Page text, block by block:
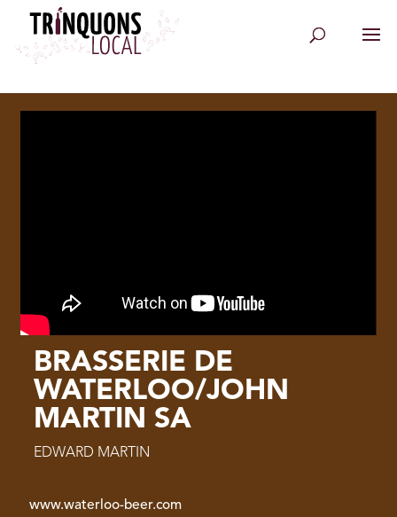
BRASSERIE DE
WATERLOO/JOHN
MARTIN SA
EDWARD MARTIN
www.waterloo-beer.com